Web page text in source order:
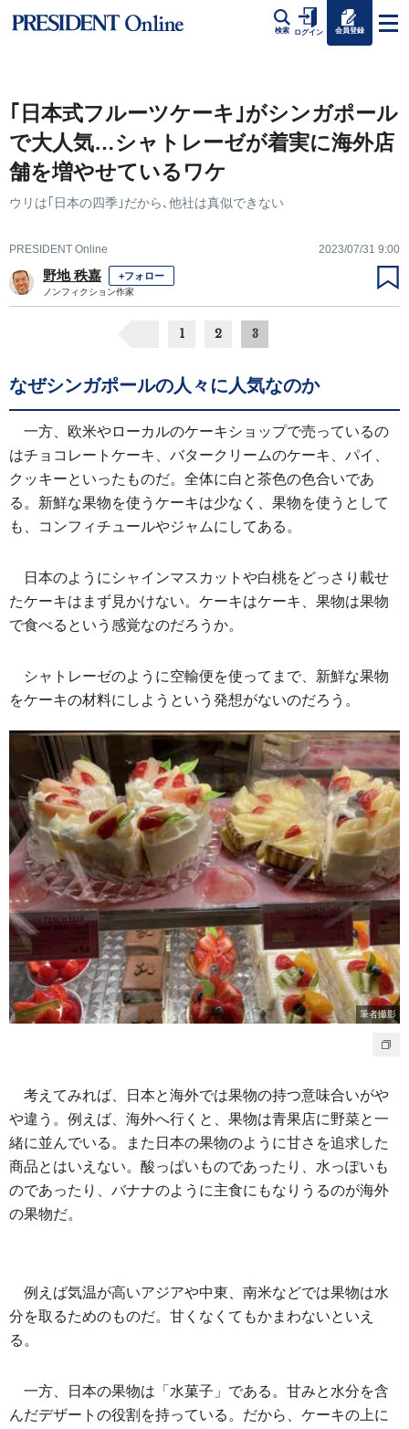
検索 ログイン 会員登録
｢日本式フルーツケーキ｣がシンガポール
で大人気…シャトレーゼが着実に海外店
舗を増やせているワケ
ウリは｢日本の四季｣だから､他社は真似できない
PRESIDENT Online 2023/07/31 9:00
野地 秩嘉 +フォロー
ノンフィクション作家
1 2 3
なぜシンガポールの人々に人気なのか
一方、欧米やローカルのケーキショップで売っているの
はチョコレートケーキ、バタークリームのケーキ、パイ、
クッキーといったものだ。全体に白と茶色の色合いであ
る。新鮮な果物を使うケーキは少なく、果物を使うとして
も、コンフィチュールやジャムにしてある。
日本のようにシャインマスカットや白桃をどっさり載せ
たケーキはまず見かけない。ケーキはケーキ、果物は果物
で食べるという感覚なのだろうか。
シャトレーゼのように空輸便を使ってまで、新鮮な果物
をケーキの材料にしようという発想がないのだろう。
筆者撮影
考えてみれば、日本と海外では果物の持つ意味合いがや
や違う。例えば、海外へ行くと、果物は青果店に野菜と一
緒に並んでいる。また日本の果物のように甘さを追求した
商品とはいえない。酸っぱいものであったり、水っぽいも
のであったり、バナナのように主食にもなりうるのが海外
の果物だ。
例えば気温が高いアジアや中東、南米などでは果物は水
分を取るためのものだ。甘くなくてもかまわないといえ
る。
一方、日本の果物は「水菓子」である。甘みと水分を含
んだデザートの役割を持っている。だから、ケーキの上に